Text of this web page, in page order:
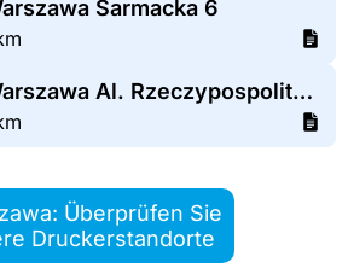
Sarmacka 6
Żabka - Warszawa Al. Rzeczypospolitej 18
Überprüfen Sie
Druckerstandorte